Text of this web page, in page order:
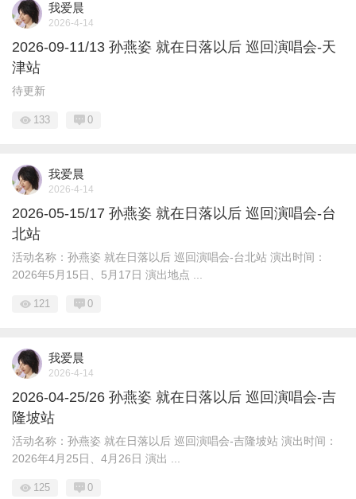
我爱晨
2026-4-14
2026-09-11/13 孙燕姿 就在日落以后 巡回演唱会-天
津站
待更新
133 0
我爱晨
2026-4-14
2026-05-15/17 孙燕姿 就在日落以后 巡回演唱会-台
北站
活动名称：孙燕姿 就在日落以后 巡回演唱会-台北站 演出时间：
2026年5月15日、5月17日 演出地点 ...
121 0
我爱晨
2026-4-14
2026-04-25/26 孙燕姿 就在日落以后 巡回演唱会-吉
隆坡站
活动名称：孙燕姿 就在日落以后 巡回演唱会-吉隆坡站 演出时间：
2026年4月25日、4月26日 演出 ...
125 0